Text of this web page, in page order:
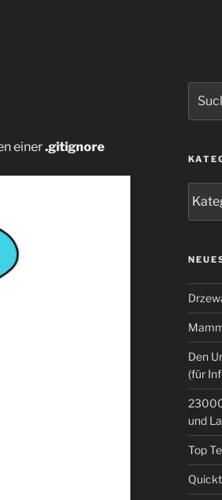
einer.gitignore
nach:
Den
(für
und
Top